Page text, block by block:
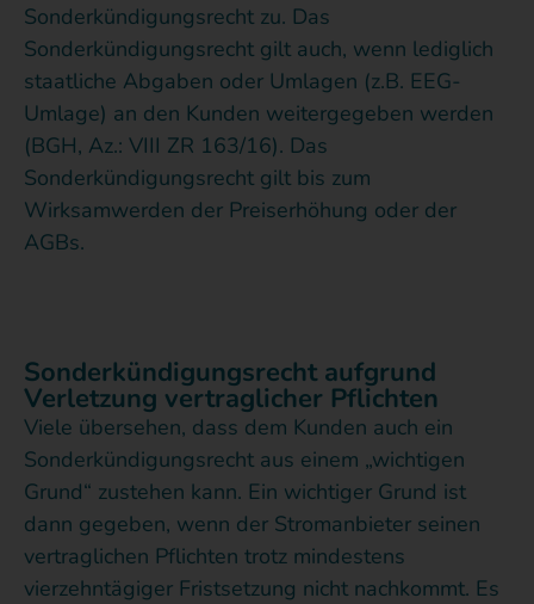
Sonderkündigungsrecht zu. Das
Sonderkündigungsrecht gilt auch, wenn lediglich
staatliche Abgaben oder Umlagen (z.B. EEG-
Umlage) an den Kunden weitergegeben werden
(BGH, Az.: VIII ZR 163/16). Das
Sonderkündigungsrecht gilt bis zum
Wirksamwerden der Preiserhöhung oder der
AGBs.
Sonderkündigungsrecht aufgrund
Verletzung vertraglicher Pflichten
Viele übersehen, dass dem Kunden auch ein
Sonderkündigungsrecht aus einem „wichtigen
Grund“ zustehen kann. Ein wichtiger Grund ist
dann gegeben, wenn der Stromanbieter seinen
vertraglichen Pflichten trotz mindestens
vierzehntägiger Fristsetzung nicht nachkommt. Es